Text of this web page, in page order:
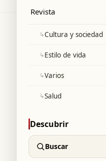
Revista
↳Cultura y sociedad
↳Estilo de vida
↳Varios
↳Salud
Descubrir
Buscar